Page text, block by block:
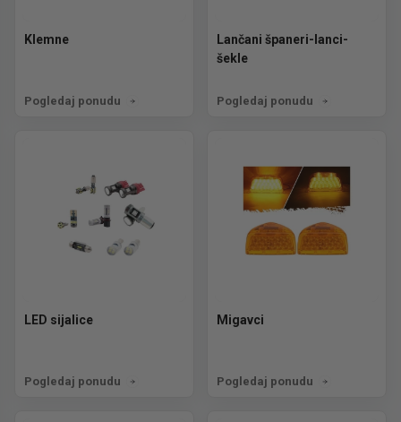
Klemne
Pogledaj ponudu
Lančani španeri-lanci-
šekle
Pogledaj ponudu
LED sijalice
Pogledaj ponudu
Migavci
Pogledaj ponudu